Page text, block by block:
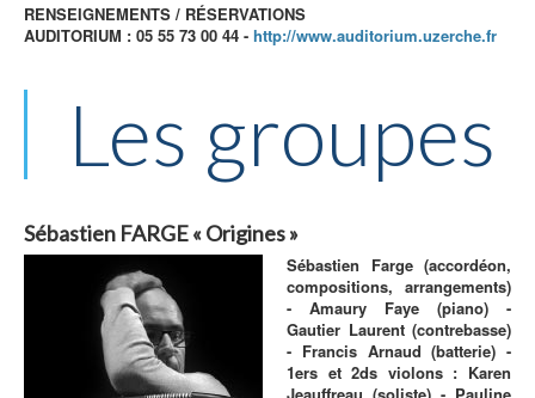
RENSEIGNEMENTS / RÉSERVATIONS
AUDITORIUM : 05 55 73 00 44 - http://www.auditorium.uzerche.fr
Les groupes
Sébastien FARGE « Origines »
Sébastien Farge (accordéon,
compositions, arrangements)
- Amaury Faye (piano) -
Gautier Laurent (contrebasse)
- Francis Arnaud (batterie) -
1ers et 2ds violons : Karen
Jeauffreau (soliste) - Pauline